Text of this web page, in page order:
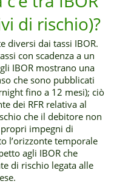
di rischio)?
diversi dai tassi IBOR.
con scadenza a un
IBOR mostrano una
che sono pubblicati
fino a 12 mesi); ciò
dei RFR relativa al
che il debitore non
impegni di
l’orizzonte temporale
agli IBOR che
di rischio legata alle